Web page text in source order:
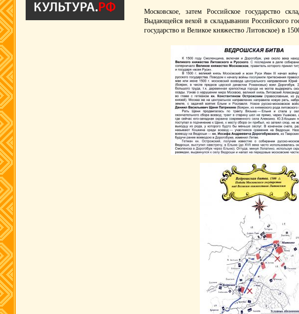
Московское, затем Российское государство
Выдающейся вехой в складывании Российского
государство и Великое княжество Литовское) в